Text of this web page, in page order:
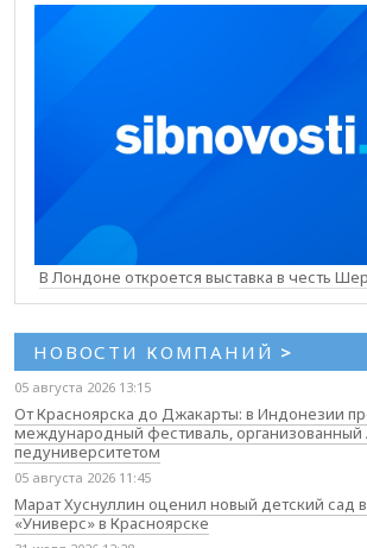
В Лондоне откроется выставка в честь
НОВОСТИ КОМПАНИЙ >
05 августа 2026 13:15
От Красноярска до Джакарты: в Индонезии
международный фестиваль, организованный
педуниверситетом
05 августа 2026 11:45
Марат Хуснуллин оценил новый детский сад
«Универс» в Красноярске